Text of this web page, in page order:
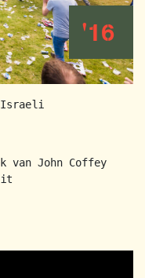
'16
Israeli
van John Coffey